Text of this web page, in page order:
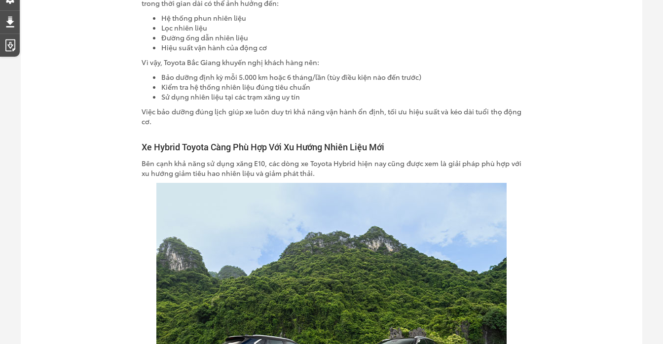
trong thời gian dài có thể ảnh hưởng đến:
Hệ thống phun nhiên liệu
Lọc nhiên liệu
Đường ống dẫn nhiên liệu
Hiệu suất vận hành của động cơ
Vì vậy, Toyota Bắc Giang khuyến nghị khách hàng nên:
Bảo dưỡng định kỳ mỗi 5.000 km hoặc 6 tháng/lần (tùy điều kiện nào đến trước)
Kiểm tra hệ thống nhiên liệu đúng tiêu chuẩn
Sử dụng nhiên liệu tại các trạm xăng uy tín
Việc bảo dưỡng đúng lịch giúp xe luôn duy trì khả năng vận hành ổn định, tối ưu hiệu suất và kéo dài tuổi thọ động
cơ.
Xe Hybrid Toyota Càng Phù Hợp Với Xu Hướng Nhiên Liệu Mới
Bên cạnh khả năng sử dụng xăng E10, các dòng xe Toyota Hybrid hiện nay cũng được xem là giải pháp phù hợp với
xu hướng giảm tiêu hao nhiên liệu và giảm phát thải.